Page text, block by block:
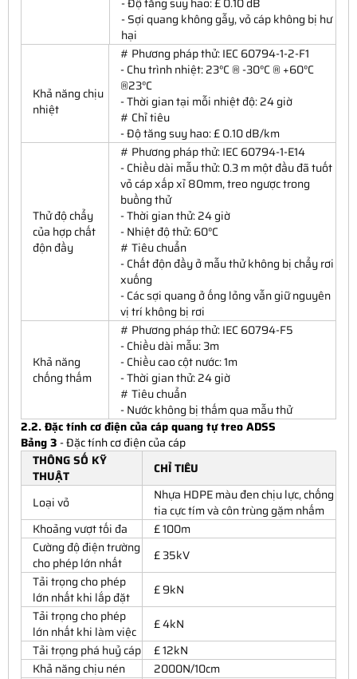
- Sợi quang không gẫy, vỏ cáp không bị hư
hại
Khả năng chịu
nhiệt
# Phương pháp thử: IEC 60794-1-2-F1
- Chu trình nhiệt: 23°C ® -30°C ® +60°C
®23°C
- Thời gian tại mỗi nhiệt độ: 24 giờ
# Chỉ tiêu
- Độ tăng suy hao: £ 0.10 dB/km
Thử độ chẩy
của hợp chất
độn đầy
# Phương pháp thử: IEC 60794-1-E14
- Chiều dài mẫu thử: 0.3 m một đầu đã tuốt
vỏ cáp xấp xỉ 80mm, treo ngược trong
buồng thử
- Thời gian thử: 24 giờ
- Nhiệt độ thử: 60°C
# Tiêu chuẩn
- Chất độn đầy ở mẫu thử không bị chẩy rơi
xuống
- Các sợi quang ở ống lỏng vẫn giữ nguyên
vị trí không bị rơi
Khả năng
chống thấm
# Phương pháp thử: IEC 60794-F5
- Chiều dài mẫu: 3m
- Chiều cao cột nước: 1m
- Thời gian thử: 24 giờ
# Tiêu chuẩn
- Nước không bị thấm qua mẫu thử
2.2. Đặc tính cơ điện của cáp quang tự treo ADSS
Bảng 3 - Đặc tính cơ điện của cáp
THÔNG SỐ KỸ
THUẬT
CHỈ TIÊU
Loại vỏ
Nhựa HDPE màu đen chịu lực, chống
tia cực tím và côn trùng gặm nhấm
Khoảng vượt tối đa
£ 100m
Cường độ điện trường
cho phép lớn nhất
£ 35kV
Tải trọng cho phép
lớn nhất khi lắp đặt
£ 9kN
Tải trọng cho phép
lớn nhất khi làm việc
£ 4kN
Tải trọng phá huỷ cáp
£ 12kN
Khả năng chịu nén
2000N/10cm